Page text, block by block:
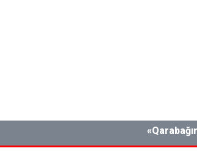
«Qarabağın